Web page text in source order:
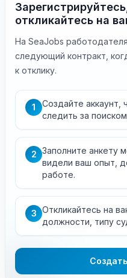
откликайтесь на
На SeaJobs
следующий контракт,
к отклику.
1
Создайте аккаунт,
следить за
2 Заполните анкету
видели ваш опыт,
работе.
3 Откликайтесь на
должности, типу